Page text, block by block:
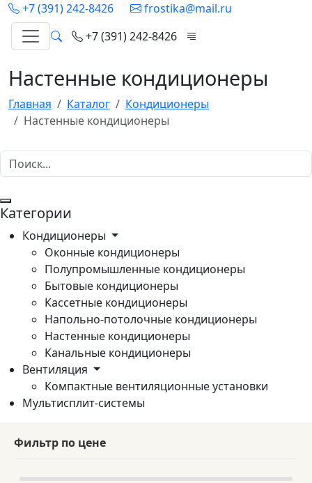
+7 (391) 242-8426
frostika@mail.ru
+7 (391) 242-8426
Настенные кондиционеры
Главная Каталог
Кондиционеры
Настенные кондиционеры
Категории
Кондиционеры
Оконные кондиционеры
Полупромышленные кондиционеры
Бытовые кондиционеры
Кассетные кондиционеры
Напольно-потолочные кондиционеры
Настенные кондиционеры
Канальные кондиционеры
Вентиляция
Компактные вентиляционные установки
Мультисплит-системы
Фильтр по цене